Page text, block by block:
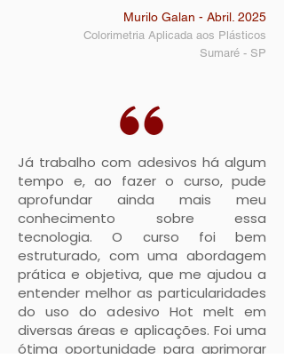
Murilo Galan - Abril. 2025
Colorimetria Aplicada aos Plásticos
Sumaré - SP
Já trabalho com adesivos há algum
tempo e, ao fazer o curso, pude
aprofundar ainda mais meu
conhecimento sobre essa
tecnologia. O curso foi bem
estruturado, com uma abordagem
prática e objetiva, que me ajudou a
entender melhor as particularidades
do uso do adesivo Hot melt em
diversas áreas e aplicações. Foi uma
ótima oportunidade para aprimorar